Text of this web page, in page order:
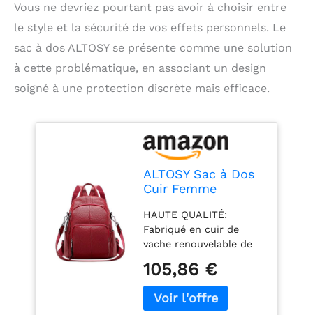
Vous ne devriez pourtant pas avoir à choisir entre
le style et la sécurité de vos effets personnels. Le
sac à dos ALTOSY se présente comme une solution
à cette problématique, en associant un design
soigné à une protection discrète mais efficace.
ALTOSY Sac à Dos
Cuir Femme
Poches Multiples
HAUTE QUALITÉ:
Fabriqué en cuir de
vache renouvelable de
véritable), matériel de
couleur argent et
doublure en polyester;
105,86 €